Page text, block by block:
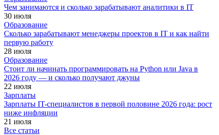
Чем занимаются и сколько зарабатывают аналитики в IT
30 июля
Образование
Сколько зарабатывают менеджеры проектов в IT и как найти
первую работу
28 июля
Образование
Стоит ли начинать программировать на Python или Java в
2026 году — и сколько получают джуны
22 июля
Зарплаты
Зарплаты IT-специалистов в первой половине 2026 года: рост
ниже инфляции
21 июля
Все статьи